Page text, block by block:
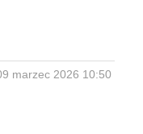
marzec 2026 10:50